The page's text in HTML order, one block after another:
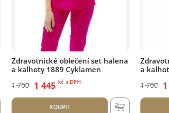
Zdravotnické oblečení set halena
a kalhoty 1889 Navi
1 700 1 445 kč s DPH
KOUPIT
a
2 600